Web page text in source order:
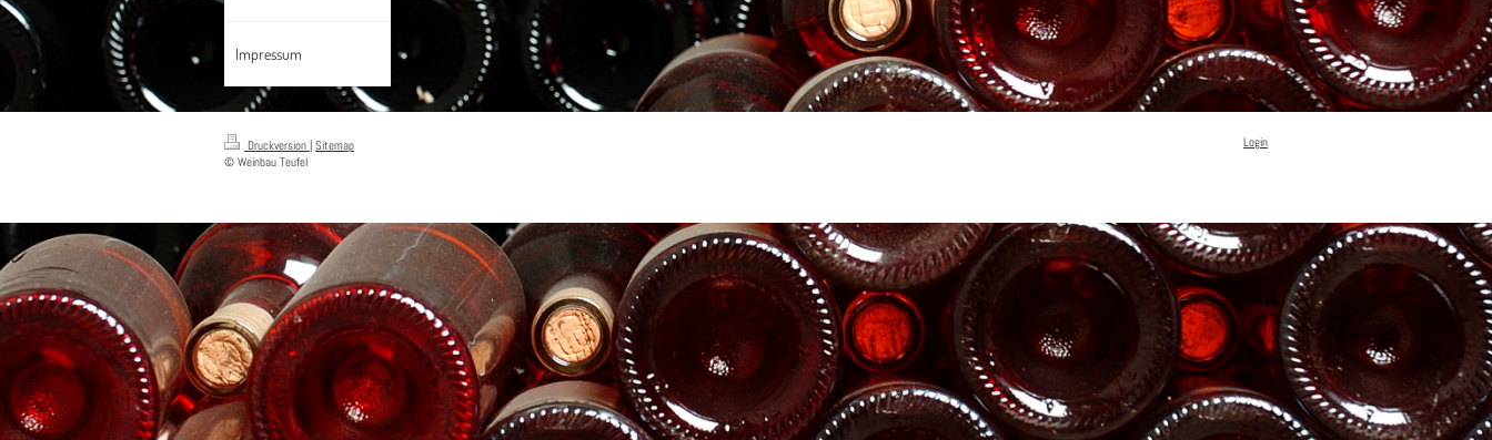
Impressum
Druckversion | Sitemap
© Weinbau Teufel
Login